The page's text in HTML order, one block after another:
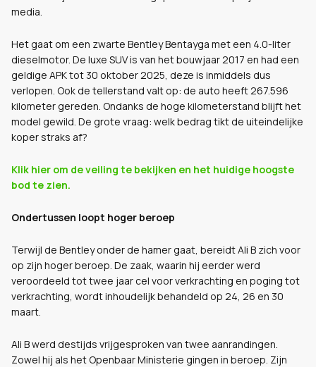
media.
Het gaat om een zwarte Bentley Bentayga met een 4.0-liter
dieselmotor. De luxe SUV is van het bouwjaar 2017 en had een
geldige APK tot 30 oktober 2025, deze is inmiddels dus
verlopen. Ook de tellerstand valt op: de auto heeft 267.596
kilometer gereden. Ondanks de hoge kilometerstand blijft het
model gewild. De grote vraag: welk bedrag tikt de uiteindelijke
koper straks af?
Klik hier om de veiling te bekijken en het huidige hoogste
bod te zien.
Ondertussen loopt hoger beroep
Terwijl de Bentley onder de hamer gaat, bereidt Ali B zich voor
op zijn hoger beroep. De zaak, waarin hij eerder werd
veroordeeld tot twee jaar cel voor verkrachting en poging tot
verkrachting, wordt inhoudelijk behandeld op 24, 26 en 30
maart.
Ali B werd destijds vrijgesproken van twee aanrandingen.
Zowel hij als het Openbaar Ministerie gingen in beroep. Zijn